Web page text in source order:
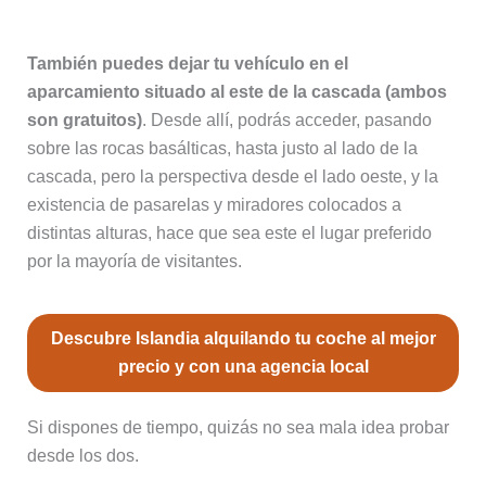
También puedes dejar tu vehículo en el
aparcamiento situado al este de la cascada (ambos
son gratuitos). Desde allí, podrás acceder, pasando
sobre las rocas basálticas, hasta justo al lado de la
cascada, pero la perspectiva desde el lado oeste, y la
existencia de pasarelas y miradores colocados a
distintas alturas, hace que sea este el lugar preferido
por la mayoría de visitantes.
Descubre Islandia alquilando tu coche al mejor
precio y con una agencia local
Si dispones de tiempo, quizás no sea mala idea probar
desde los dos.